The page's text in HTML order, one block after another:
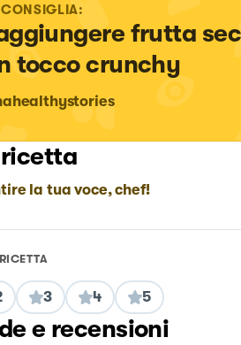
frutta
tocco crunchy
la tua voce, chef!
3 4 5
e recensioni